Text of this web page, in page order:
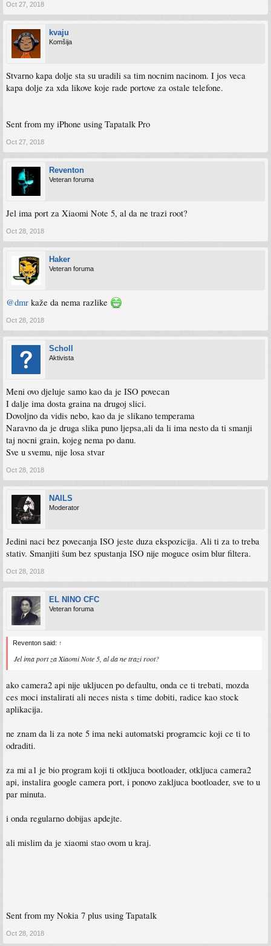
Oct 27, 2018
kvaju
Komšija
Stvarno kapa dolje sta su uradili sa tim nocnim nacinom. I jos veca
kapa dolje za xda likove koje rade portove za ostale telefone.
Sent from my iPhone using Tapatalk Pro
Oct 27, 2018
Reventon
Veteran foruma
Jel ima port za Xiaomi Note 5, al da ne trazi root?
Oct 28, 2018
Haker
Veteran foruma
@dmr kaže da nema razlike
Oct 28, 2018
Scholl
Aktivista
Meni ovo djeluje samo kao da je ISO povecan
I dalje ima dosta graina na drugoj slici.
Dovoljno da vidis nebo, kao da je slikano temperama
Naravno da je druga slika puno ljepsa,ali da li ima nesto da ti smanji
taj nocni grain, kojeg nema po danu.
Sve u svemu, nije losa stvar
Oct 28, 2018
NAILS
Moderator
Jedini naci bez povecanja ISO jeste duza ekspozicija. Ali ti za to treba
stativ. Smanjiti šum bez spustanja ISO nije moguce osim blur filtera.
Oct 28, 2018
EL NINO CFC
Veteran foruma
Reventon said: ↑
Jel ima port za Xiaomi Note 5, al da ne trazi root?
ako camera2 api nije ukljucen po defaultu, onda ce ti trebati, mozda
ces moci instalirati ali neces nista s time dobiti, radice kao stock
aplikacija.
ne znam da li za note 5 ima neki automatski programcic koji ce ti to
odraditi.
za mi a1 je bio program koji ti otkljuca bootloader, otkljuca camera2
api, instalira google camera port, i ponovo zakljuca bootloader, sve to u
par minuta.
i onda regularno dobijas apdejte.
ali mislim da je xiaomi stao ovom u kraj.
Sent from my Nokia 7 plus using Tapatalk
Oct 28, 2018